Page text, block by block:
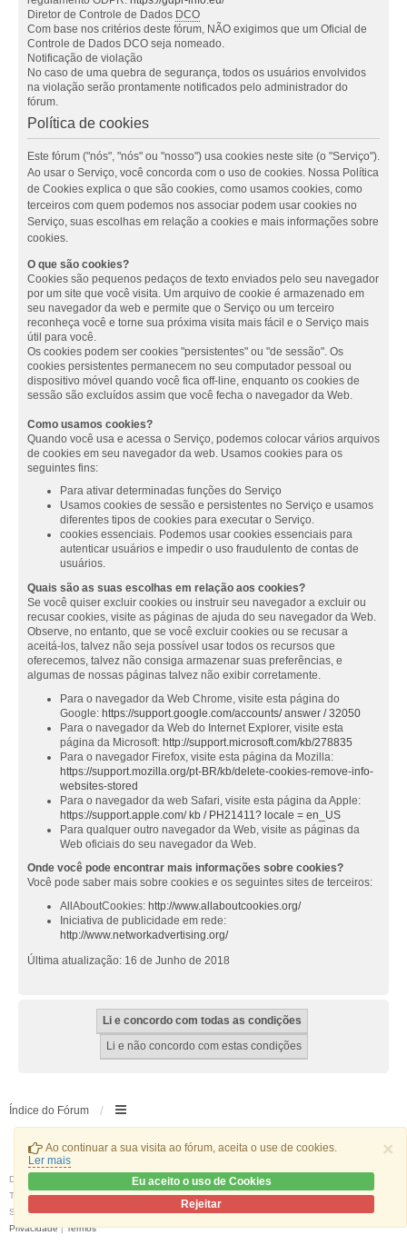
×
Ao continuar a sua visita ao fórum, aceita o use de cookies.
Ler mais
Eu aceito o uso de Cookies
Rejeitar
Diretor de Controle de Dados DCO
Com base nos critérios deste fórum, NÃO exigimos que um Oficial de
Controle de Dados DCO seja nomeado.
Notificação de violação
No caso de uma quebra de segurança, todos os usuários envolvidos
na violação serão prontamente notificados pelo administrador do
fórum.
Política de cookies
Este fórum ("nós", "nós" ou "nosso") usa cookies neste site (o "Serviço").
Ao usar o Serviço, você concorda com o uso de cookies. Nossa Política
de Cookies explica o que são cookies, como usamos cookies, como
terceiros com quem podemos nos associar podem usar cookies no
Serviço, suas escolhas em relação a cookies e mais informações sobre
cookies.
O que são cookies?
Cookies são pequenos pedaços de texto enviados pelo seu navegador
por um site que você visita. Um arquivo de cookie é armazenado em
seu navegador da web e permite que o Serviço ou um terceiro
reconheça você e torne sua próxima visita mais fácil e o Serviço mais
útil para você.
Os cookies podem ser cookies "persistentes" ou "de sessão". Os
cookies persistentes permanecem no seu computador pessoal ou
dispositivo móvel quando você fica off-line, enquanto os cookies de
sessão são excluídos assim que você fecha o navegador da Web.
Como usamos cookies?
Quando você usa e acessa o Serviço, podemos colocar vários arquivos
de cookies em seu navegador da web. Usamos cookies para os
seguintes fins:
Para ativar determinadas funções do Serviço
Usamos cookies de sessão e persistentes no Serviço e usamos
diferentes tipos de cookies para executar o Serviço.
cookies essenciais. Podemos usar cookies essenciais para
autenticar usuários e impedir o uso fraudulento de contas de
usuários.
Quais são as suas escolhas em relação aos cookies?
Se você quiser excluir cookies ou instruir seu navegador a excluir ou
recusar cookies, visite as páginas de ajuda do seu navegador da Web.
Observe, no entanto, que se você excluir cookies ou se recusar a
aceitá-los, talvez não seja possível usar todos os recursos que
oferecemos, talvez não consiga armazenar suas preferências, e
algumas de nossas páginas talvez não exibir corretamente.
Para o navegador da Web Chrome, visite esta página do
Google: https://support.google.com/accounts/ answer / 32050
Para o navegador da Web do Internet Explorer, visite esta
página da Microsoft: http://support.microsoft.com/kb/278835
Para o navegador Firefox, visite esta página da Mozilla:
https://support.mozilla.org/pt-BR/kb/delete-cookies-remove-info-
websites-stored
Para o navegador da web Safari, visite esta página da Apple:
https://support.apple.com/ kb / PH21411? locale = en_US
Para qualquer outro navegador da Web, visite as páginas da
Web oficiais do seu navegador da Web.
Onde você pode encontrar mais informações sobre cookies?
Você pode saber mais sobre cookies e os seguintes sites de terceiros:
AllAboutCookies: http://www.allaboutcookies.org/
Iniciativa de publicidade em rede:
http://www.networkadvertising.org/
Última atualização: 16 de Junho de 2018
Índice do Fórum
Desenvolvido por
® Forum Software © phpBB Limited
Traduzido por:phpBB Portugal
Stylewe_universalcreated by INVENTEA & v12mike
Privacidade|Termos